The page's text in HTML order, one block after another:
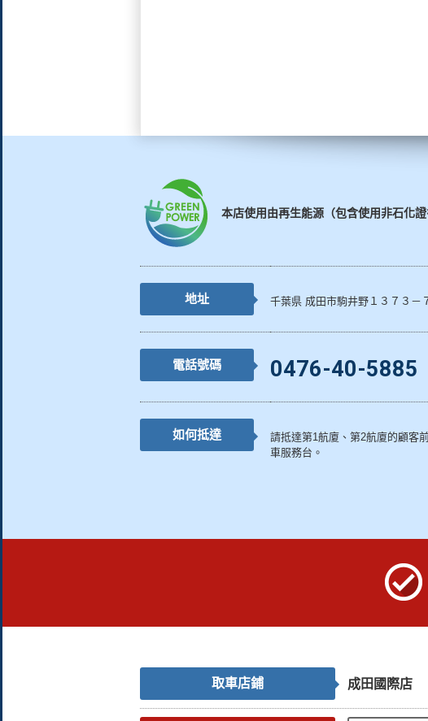
本店使用由再生能源（包含使用非石化
地址 千葉県 成田市駒井野１３７３－
電話號碼 0476-40-5885
如何抵達
請抵達第1航廈、第2航廈的顧客
車服務台。
取車店鋪 成田國際店